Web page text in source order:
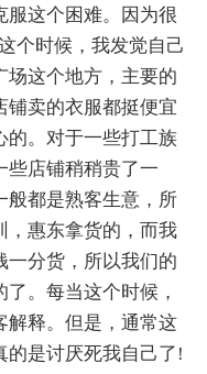
这个困难。因为很
个时候，我发觉自己
场这个地方，主要的
铺卖的衣服都挺便宜
的。对于一些打工族
些店铺稍稍贵了一
般都是熟客生意，所
，惠东拿货的，而我
一分货，所以我们的
。每当这个时候，
解释。但是，通常这
的是讨厌死我自己了!